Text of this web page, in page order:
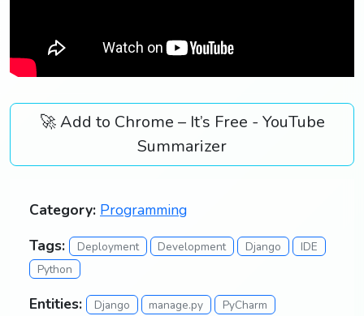
🚀 Add to Chrome – It’s Free - YouTube
Summarizer
Category: Programming
Tags:
Deployment Development Django
IDE
Python
Entities: Django manage.py
PyCharm